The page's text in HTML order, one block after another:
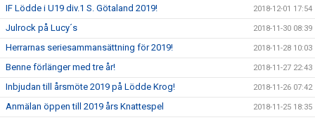
IF Lödde i U19 div.1 S. Götaland 2019! 2018-12-01 17:54
Julrock på Lucy´s 2018-11-30 08:39
Herrarnas seriesammansättning för 2019! 2018-11-28 10:03
Benne förlänger med tre år! 2018-11-27 22:43
Inbjudan till årsmöte 2019 på Lödde Krog! 2018-11-26 07:42
Anmälan öppen till 2019 års Knattespel 2018-11-25 18:35